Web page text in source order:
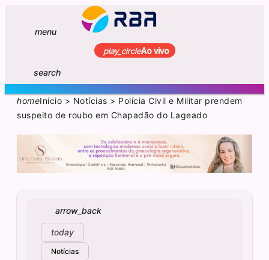
menu
play_circleAo vivo
search
homeInício > Notícias > Polícia Civil e Militar prendem
suspeito de roubo em Chapadão do Lageado
arrow_back
today
Notícias